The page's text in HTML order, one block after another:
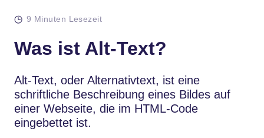
9 Minuten Lesezeit
Was ist Alt-Text?
Alt-Text, oder Alternativtext, ist eine
schriftliche Beschreibung eines Bildes auf
einer Webseite, die im HTML-Code
eingebettet ist.